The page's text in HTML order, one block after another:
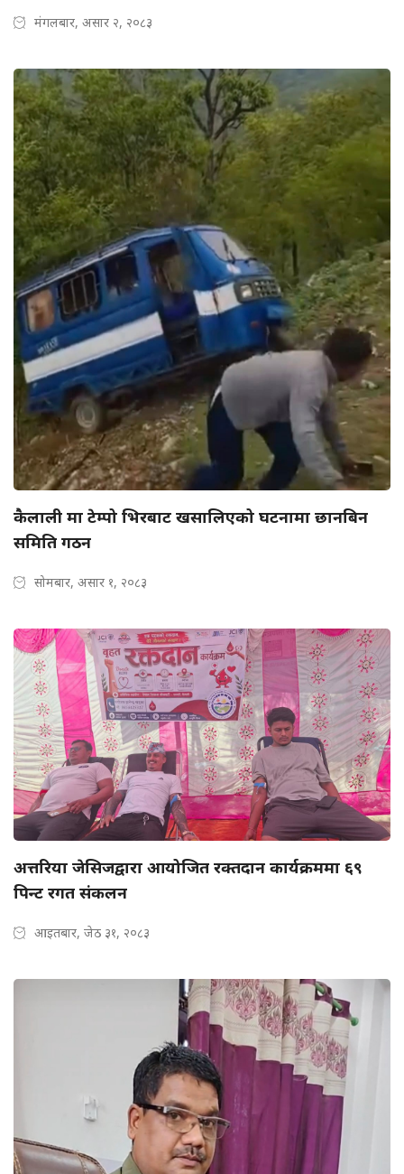
मंगलबार, असार २, २०८३
कैलाली मा टेम्पो भिरबाट खसालिएको घटनामा छानबिन
समिति गठन
सोमबार, असार १, २०८३
अत्तरिया जेसिजद्वारा आयोजित रक्तदान कार्यक्रममा ६९
पिन्ट रगत संकलन
आइतबार, जेठ ३१, २०८३